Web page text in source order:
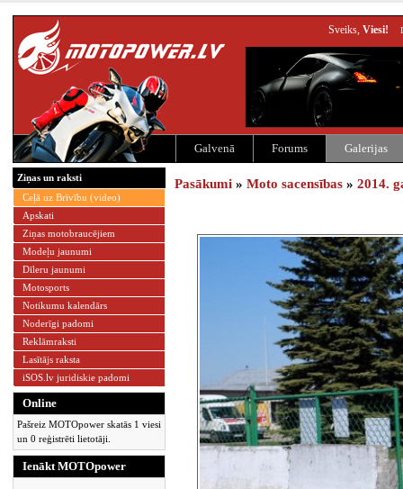
Sveiks, Viesi!
Galvenā Forums Galerijas
Ziņas un raksti
Ceļā uz Brīvību (video)
Apskati
Ziņas motobraucējiem
Modeļu jaunumi
Dīleru jaunumi
Motosports
Notikumu kalendārs
Noderīgi padomi
Reklāmraksti
Lasītājs raksta
iSOS.lv juridiskie padomi
Online
Pašreiz MOTOpower skatās 1 viesi
un 0 reģistrēti lietotāji.
Ienākt MOTOpower
Pasākumi » Moto sacensības » 2014.